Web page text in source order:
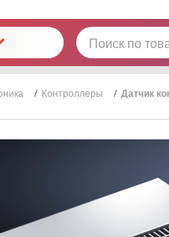
/ Контроллеры / Датчик